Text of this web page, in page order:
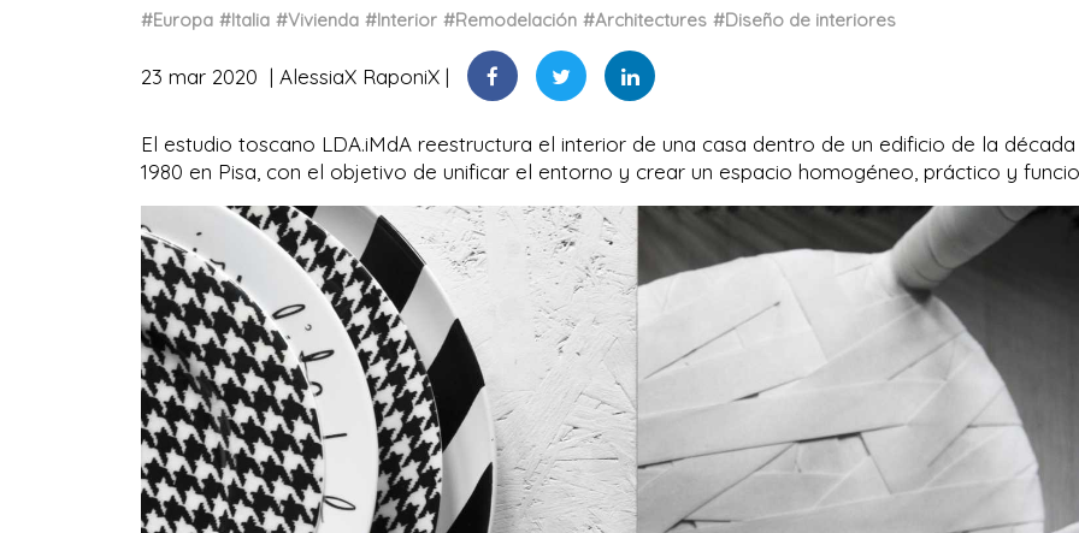
#Europa #Italia #Vivienda #Interior #Remodelación #Architectures #Diseño de interiores
23 mar 2020 AlessiaX RaponiX
El estudio toscano LDA.iMdA reestructura el interior de una casa dentro de un edificio de la
1980 en Pisa, con el objetivo de unificar el entorno y crear un espacio homogéneo, práctico y